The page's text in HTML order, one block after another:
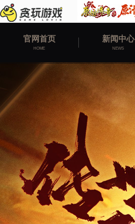
官网首页
HOME
新闻中心
NEWS